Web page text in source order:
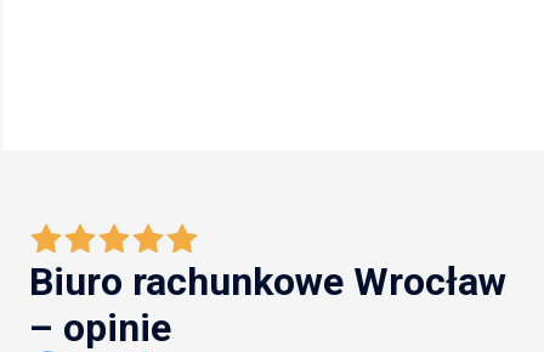
Biuro rachunkowe Wrocław
– opinie